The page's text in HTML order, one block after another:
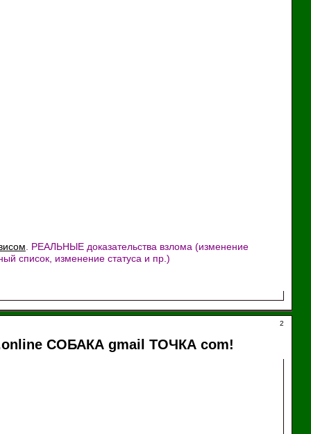
. РЕАЛЬНЫЕ доказательства взлома (изменение
список, изменение статуса и пр.)
2
СОБАКА gmail ТОЧКА com!